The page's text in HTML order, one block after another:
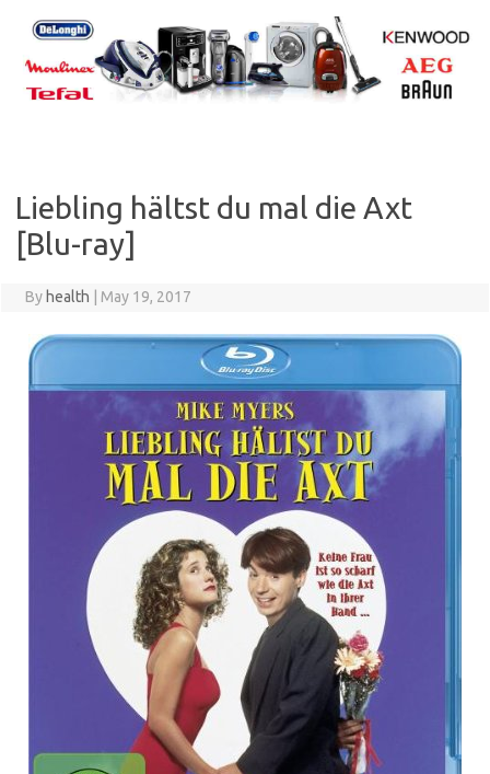
content
Liebling hältst du mal die Axt
[Blu-ray]
By health May 19, 2017